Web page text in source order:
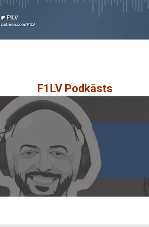
F1LV Podkāsts